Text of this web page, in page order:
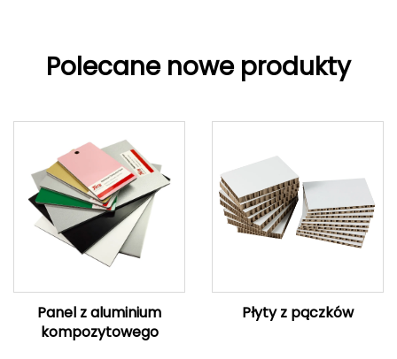
Polecane nowe produkty
Panel z aluminium
kompozytowego
Płyty z pączków